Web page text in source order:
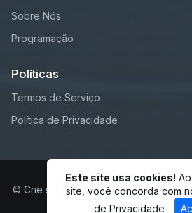
Sobre Nós
Programação
Políticas
Termos de Serviço
Política de Privacidade
© Crie sua Web TV Completa! -
Este site usa cookies!
site, você concorda com
de Privacidade